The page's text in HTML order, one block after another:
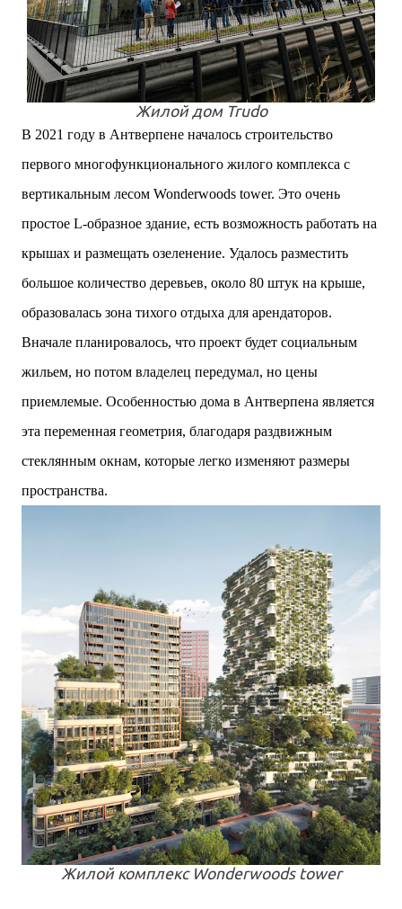
Жилой дом Trudo
В 2021 году в Антверпене началось строительство
первого многофункционального жилого комплекса с
вертикальным лесом Wonderwoods tower. Это очень
простое L-образное здание, есть возможность работать на
крышах и размещать озеленение. Удалось разместить
большое количество деревьев, около 80 штук на крыше,
образовалась зона тихого отдыха для арендаторов.
Вначале планировалось, что проект будет социальным
жильем, но потом владелец передумал, но цены
приемлемые. Особенностью дома в Антверпена является
эта переменная геометрия, благодаря раздвижным
стеклянным окнам, которые легко изменяют размеры
пространства.
Жилой комплекс Wonderwoods tower